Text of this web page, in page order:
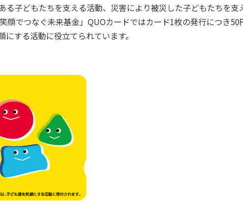
る子どもたちを支える活動、災害により被災した子どもたちを
顔でつなぐ未来基金」QUOカードではカード1枚の発行につき
する活動に役立てられています。